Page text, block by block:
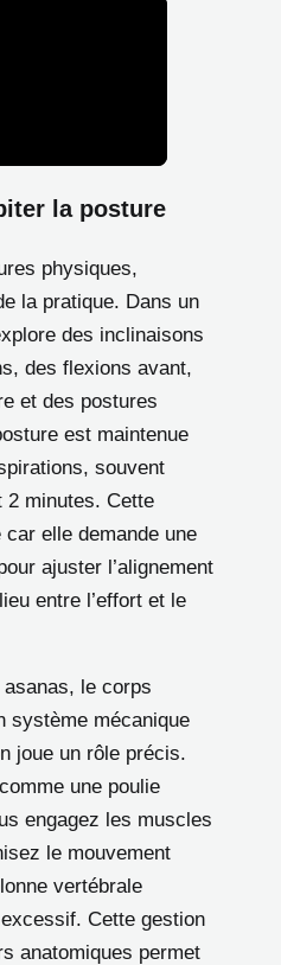
la posture
physiques,
la pratique. Dans un
des inclinaisons
des flexions avant,
et des postures
est maintenue
souvent
2 minutes. Cette
elle demande une
ajuster l’alignement
entre l’effort et le
le corps
système mécanique
joue un rôle précis.
une poulie
engagez les muscles
le mouvement
vertébrale
Cette gestion
anatomiques permet